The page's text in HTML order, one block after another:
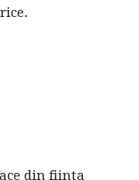
din fiinta